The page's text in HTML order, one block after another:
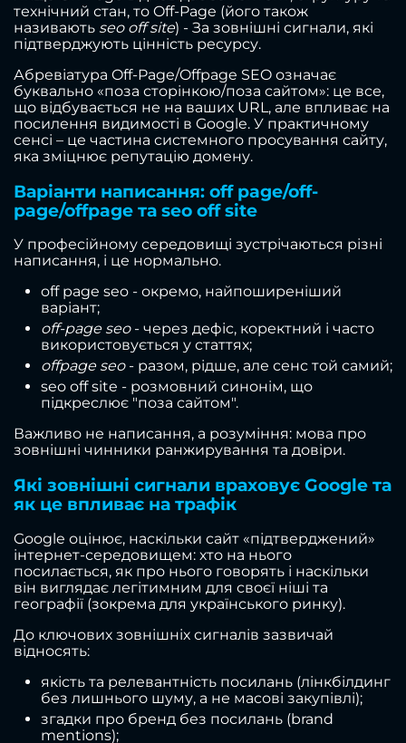
технічний стан, то Off-Page (його також
називають seo off site) - За зовнішні сигнали, які
підтверджують цінність ресурсу.
Абревіатура Off-Page/Offpage SEO означає
буквально «поза сторінкою/поза сайтом»: це все,
що відбувається не на ваших URL, але впливає на
посилення видимості в Google. У практичному
сенсі – це частина системного просування сайту,
яка зміцнює репутацію домену.
Варіанти написання: off page/off-
page/offpage та seo off site
У професійному середовищі зустрічаються різні
написання, і це нормально.
off page seo - окремо, найпоширеніший
варіант;
off-page seo- через дефіс, коректний і часто
використовується у статтях;
offpage seo- разом, рідше, але сенс той самий;
seo off site - розмовний синонім, що
підкреслює "поза сайтом".
Важливо не написання, а розуміння: мова про
зовнішні чинники ранжирування та довіри.
Які зовнішні сигнали враховує Google та
як це впливає на трафік
Google оцінює, наскільки сайт «підтверджений»
інтернет-середовищем: хто на нього
посилається, як про нього говорять і наскільки
він виглядає легітимним для своєї ніші та
географії (зокрема для українського ринку).
До ключових зовнішніх сигналів зазвичай
відносять:
якість та релевантність посилань (лінкбілдинг
без лишнього шуму, а не масові закупівлі);
згадки про бренд без посилань (brand
mentions);